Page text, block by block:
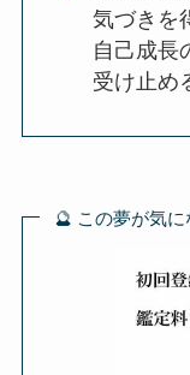
気づきを
自己成長
受け止め
🔮 この夢が気